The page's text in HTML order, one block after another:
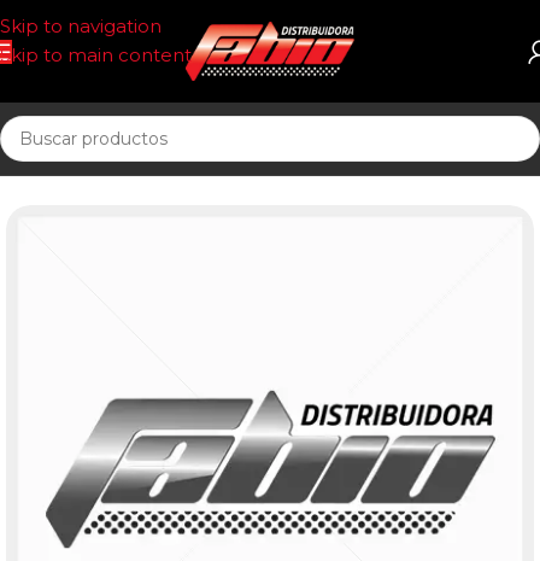
Skip to navigation
Skip to main content
Inicio UNIDAD SELLADA ACEITE